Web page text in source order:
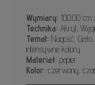
Wymiary: 100.00 cm
Technika: Akryl,
Temat: Nagość,
intensywne kolory
Materiał: papier
Kolor: czerwony,